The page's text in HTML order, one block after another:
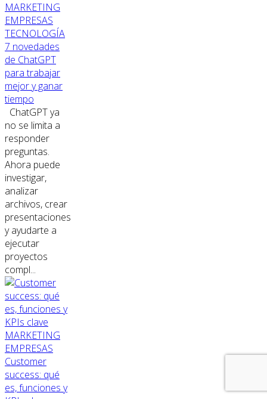
MARKETING
EMPRESAS
TECNOLOGÍA
7 novedades
de ChatGPT
para trabajar
mejor y ganar
tiempo
ChatGPT ya
no se limita a
responder
preguntas.
Ahora puede
investigar,
analizar
archivos, crear
presentaciones
y ayudarte a
ejecutar
proyectos
compl...
MARKETING
EMPRESAS
Customer
success: qué
es, funciones y